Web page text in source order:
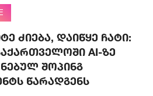
ძიება, დაიწყე ჩატი:
AI-ზე
შოპინგ
წარადგენს